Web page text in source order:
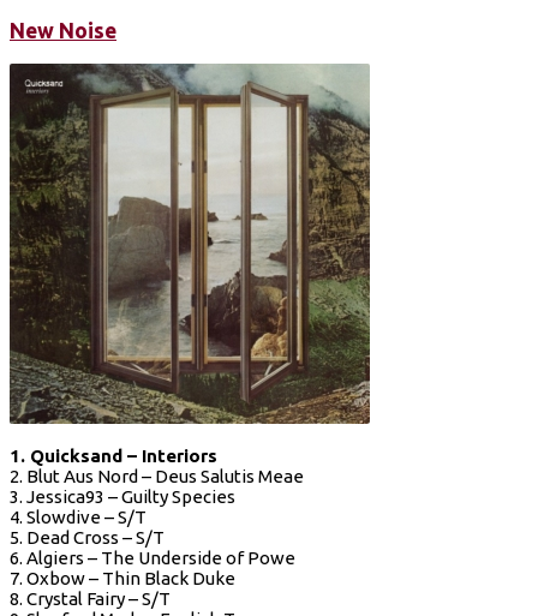
New Noise
1. Quicksand – Interiors
2. Blut Aus Nord – Deus Salutis Meae
3. Jessica93 – Guilty Species
4. Slowdive – S/T
5. Dead Cross – S/T
6. Algiers – The Underside of Powe
7. Oxbow – Thin Black Duke
8. Crystal Fairy – S/T